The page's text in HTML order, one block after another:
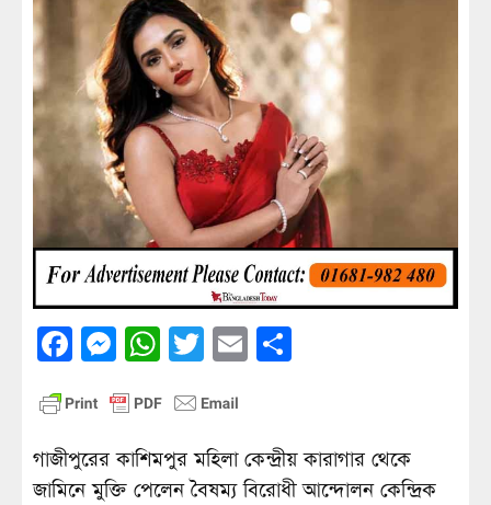
Facebook
Messenger
WhatsApp
Twitter
Email
গাজীপুরের কাশিমপুর মহিলা কেন্দ্রীয় কারাগার থেকে
জামিনে মুক্তি পেলেন বৈষম্য বিরোধী আন্দোলন কেন্দ্রিক